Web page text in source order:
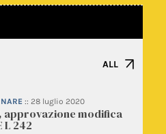
ALL
:: 28 luglio 2020
approvazione modifica
L 242